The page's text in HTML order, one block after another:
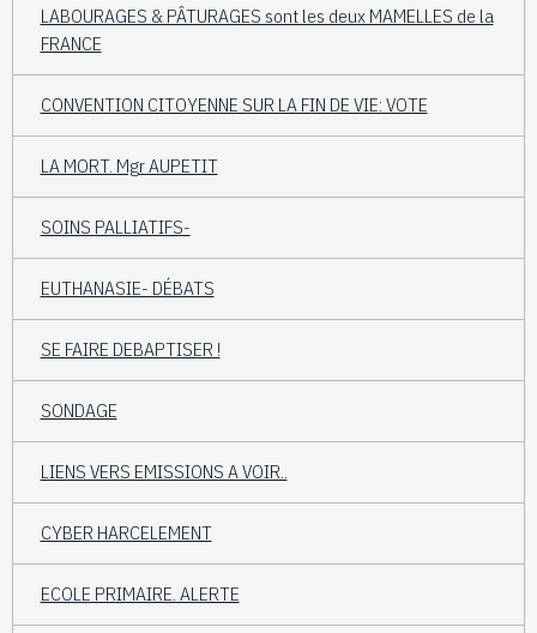
LABOURAGES & PÂTURAGES sont les deux MAMELLES de la
FRANCE
CONVENTION CITOYENNE SUR LA FIN DE VIE: VOTE
LA MORT. Mgr AUPETIT
SOINS PALLIATIFS-
EUTHANASIE- DÉBATS
SE FAIRE DEBAPTISER !
SONDAGE
LIENS VERS EMISSIONS A VOIR..
CYBER HARCELEMENT
ECOLE PRIMAIRE. ALERTE